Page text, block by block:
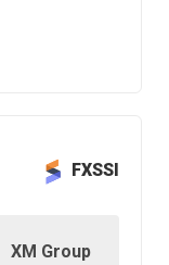
FXSSI
XM Group